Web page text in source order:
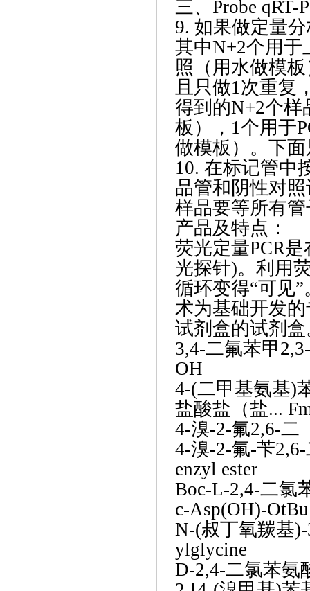
三、 Probe
9. 如果做定量
其中N+2个用于
照（用水做模
且只做1次重复
得到的N+2个样
板），1个用于
做模板）。下
10. 在标记管中
品管和阴性对
样品要等所有
产品及特点：
荧光定量PCR
光探针)。利用
循环变得“可见
术为基础开发
试剂盒的试剂盒
3,4-二氟苯甲
OH
4-(二甲基氨基)
盐酸盐（盐...
4-溴-2-氟2,6-二
4-溴-2-氟-苄
enzyl ester
Boc-L-2,4-二氯
c-Asp(OH)-OtBu
N-(叔丁氧羰基
ylglycine
D-2,4-二氯苯氨